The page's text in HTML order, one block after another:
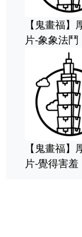
【鬼畫福】
片-象象法鬥
【鬼畫福】
片-覺得害羞